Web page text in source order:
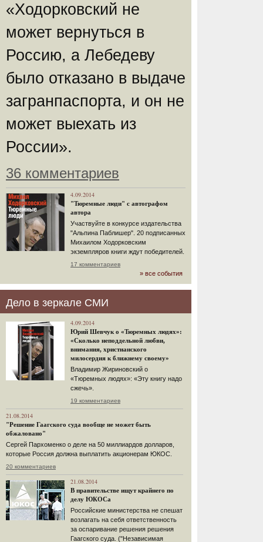
«Ходорковский не
может вернуться в
Россию, а Лебедеву
было отказано в выдаче
загранпаспорта, и он не
может выехать из
России».
36 комментариев
4.09.2014
"Тюремные люди" с автографом
автора
Участвуйте в конкурсе издательства
"Альпина Паблишер". 20 подписанных
Михаилом Ходорковским
экземпляров книги ждут победителей.
17 комментариев
» все события
Дело в зеркале СМИ
4.09.2014
Юрий Шевчук о «Тюремных людях»:
«Сколько неподдельной любви,
внимания, христианского
милосердия к ближнему своему»
Владимир Жириновский о
«Тюремных людях»: «Эту книгу надо
сжечь».
19 комментариев
21.08.2014
"Решение Гаагского суда вообще не может быть
обжаловано"
Сергей Пархоменко о деле на 50 миллиардов долларов,
которые Россия должна выплатить акционерам ЮКОС.
20 комментариев
21.08.2014
В правительстве ищут крайнего по
делу ЮКОСа
Российские министерства не спешат
возлагать на себя ответственность
за оспаривание решения решения
Гаагского суда. ("Независимая